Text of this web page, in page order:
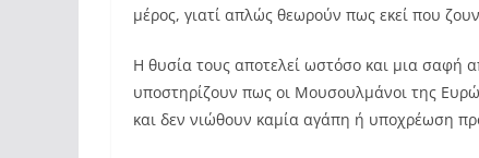
μέρος, γιατί απλώς θεωρούν πως εκεί που
Η θυσία τους αποτελεί ωστόσο και μια σαφή
υποστηρίζουν πως οι Μουσουλμάνοι της
και δεν νιώθουν καμία αγάπη ή υποχρέωση